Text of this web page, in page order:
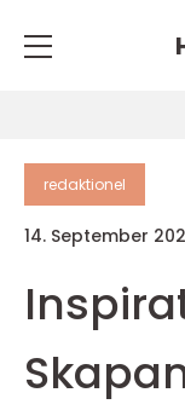
redaktionel
14. September